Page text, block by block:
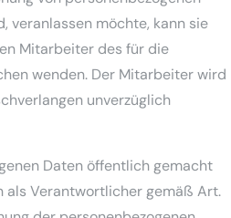
veranlassen möchte, kann sie
Mitarbeiter des für die
wenden. Der Mitarbeiter wird
unverzüglich
Daten öffentlich gemacht
als Verantwortlicher gemäß Art.